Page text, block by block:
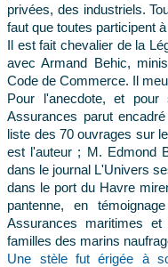
privées, des industriels.
faut que toutes participent
Il est fait chevalier de la
avec Armand Behic,
Code de Commerce. Il
Pour l'anecdote, et
Assurances parut
liste des 70 ouvrages sur
est l'auteur ; M. Edmond
dans le journal L'Univers
dans le port du Havre
pantenne, en
Assurances maritimes
familles des marins
Une stèle fut érigée à